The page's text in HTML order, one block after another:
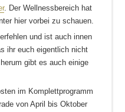
. Der Wellnessbereich hat
hier vorbei zu schauen.
und ist auch innen
ihr euch eigentlich nicht
gibt es auch einige
im Komplettprogramm
von April bis Oktober